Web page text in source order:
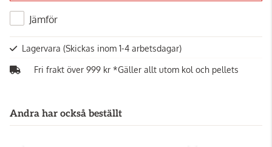
Jämför
Lagervara (Skickas inom 1-4 arbetsdagar)
Fri frakt över 999 kr *Gäller allt utom kol och pellets
Andra har också beställt